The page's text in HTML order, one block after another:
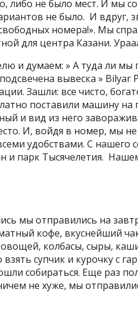
либо не было мест. И мы
не было. И вдруг,
номера!». Мы
для центра Казани.
и думаем: » А туда ли мы
вывеска »
Зашли: все чисто,
поставили машину
и вид из него
И, войдя в номер, мы
удобствами. С нашего
и парк Тысячелетия.
мы отправились на
кофе, вкуснейший
колбасы, сыры,
супчик и курочку с
собираться. Еще раз
не хуже, мы